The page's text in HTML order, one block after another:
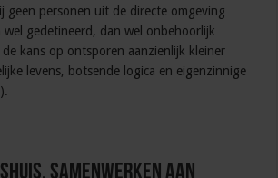
geen personen uit de directe omgeving
wel gedetineerd, dan wel onbehoorlijk
kans op ontsporen aanzienlijk kleiner
levens, botsende logica en eigenzinnige
samenwerken aan